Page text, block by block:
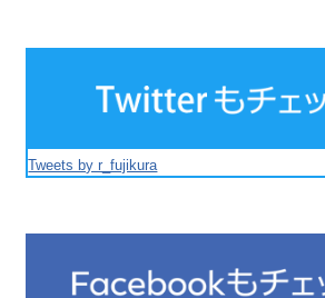
Tweets by r_fujikura